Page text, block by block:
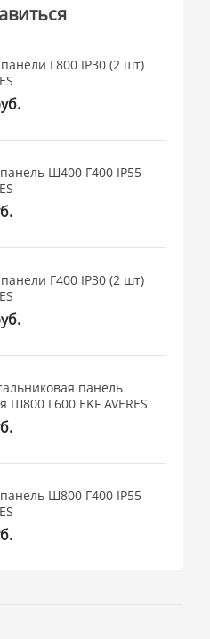
Г800 IP30 (2 шт)
Ш400 Г400 IP55
Г400 IP30 (2 шт)
панель
Ш800 Г600 EKF AVERES
Ш800 Г400 IP55